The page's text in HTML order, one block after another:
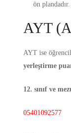
ön plandadır.
AYT
AYT ise
yerleştirme
12. sınıf ve
05401092577